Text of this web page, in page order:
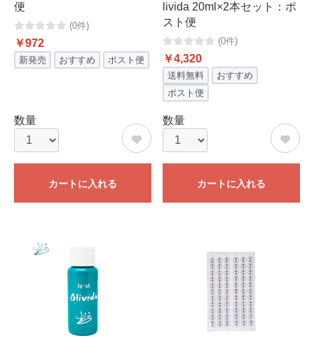
便
(0件)
￥972
新発売 おすすめ ポスト便
数量
カートに入れる
livida 20ml×2本セット：ポ
スト便
(0件)
￥4,320
送料無料
おすすめ
ポスト便
数量
カートに入れる